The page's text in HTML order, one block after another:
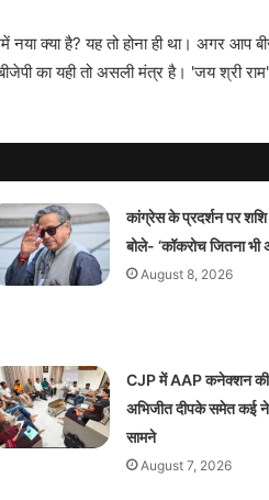
क्या है? यह तो होना ही था। अगर आप
का यही तो असली मंत्र है। 'जय श्री
कांग्रेस के प्रदर्शन पर
बोले- ‘कॉकरोच जितना भी
August 8, 2026
CJP में AAP कनेक्शन की
अभिजीत दीपके समेत कई
सामने
August 7, 2026